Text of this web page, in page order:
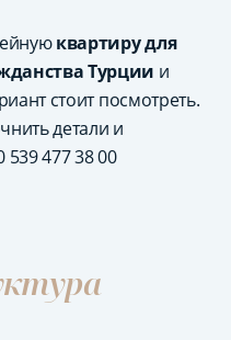
квартиру для
Турции и
стоит посмотреть.
детали и
539 477 38 00